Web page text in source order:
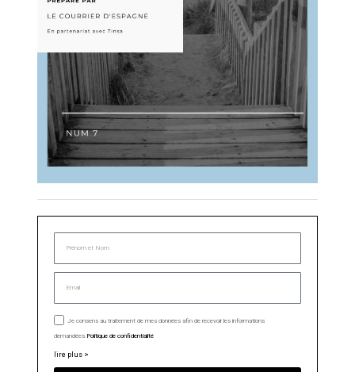
Je consens au traitement de mes données afin de recevoir les informations
demandées.Politique de confidentialité
lire plus >